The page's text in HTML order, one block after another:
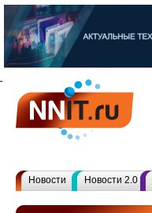
Новости Новости 2.0